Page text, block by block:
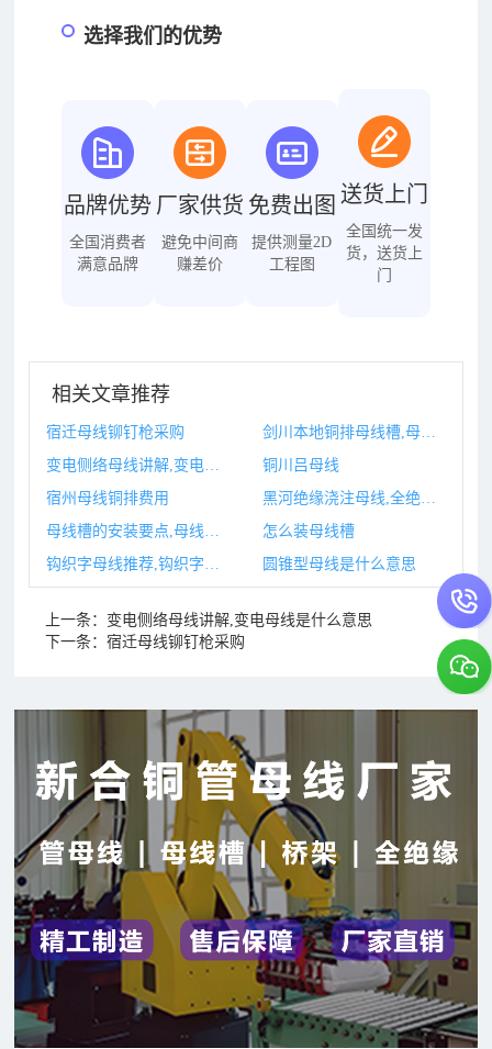
选择我们的优势
品牌优势
全国消费者
满意品牌
厂家供货
避免中间商
赚差价
免费出图
提供测量2D
工程图
送货上门
全国统一发
货，送货上
门
相关文章推荐
宿迁母线铆钉枪采购
剑川本地铜排母线槽,母线槽铜排厚度国家标准
铜川吕母线
宿州母线铜排费用
怎么装母线槽
圆锥型母线是什么意思
上一条： 变电侧络母线讲解,变电母线是什么意思
下一条：宿迁母线铆钉枪采购